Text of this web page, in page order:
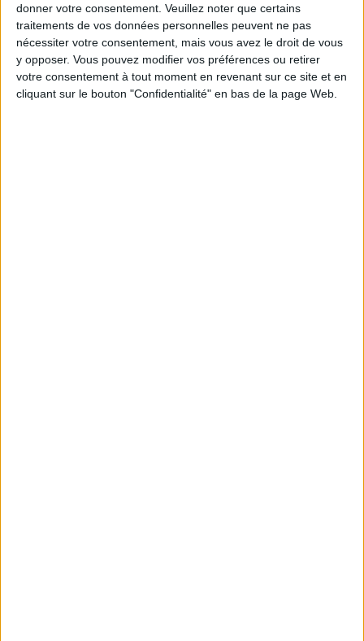
donner votre consentement. Veuillez noter que certains
traitements de vos données personnelles peuvent ne pas
nécessiter votre consentement, mais vous avez le droit de vous
y opposer. Vous pouvez modifier vos préférences ou retirer
votre consentement à tout moment en revenant sur ce site et en
cliquant sur le bouton "Confidentialité" en bas de la page Web.
Webinaires en direct Voir tout
Chaque semaine, posez vos questions en live
en participant à des vidéo-conférences avec
Jean-Michel et les diététiciennes du
programme.